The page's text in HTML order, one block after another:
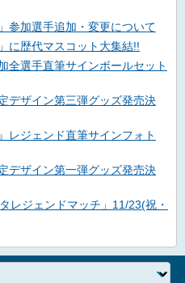
参加選手追加・変更について
に歴代マスコット大集結!!
全選手直筆サインボールセット
デザイン第三弾グッズ発売決
レジェンド直筆サインフォト
デザイン第一弾グッズ発売決
レジェンドマッチ」11/23(祝・